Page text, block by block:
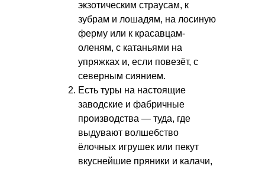
экзотическим страусам, к
зубрам и лошадям, на лосиную
ферму или к красавцам-
оленям, с катаньями на
упряжках и, если повезёт, с
северным сиянием.
Есть туры на настоящие
заводские и фабричные
производства — туда, где
выдувают волшебство
ёлочных игрушек или пекут
вкуснейшие пряники и калачи,